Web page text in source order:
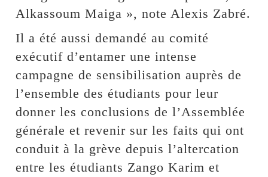
Alkassoum Maiga », note Alexis Zabré.
Il a été aussi demandé au comité
exécutif d’entamer une intense
campagne de sensibilisation auprès de
l’ensemble des étudiants pour leur
donner les conclusions de l’Assemblée
générale et revenir sur les faits qui ont
conduit à la grève depuis l’altercation
entre les étudiants Zango Karim et